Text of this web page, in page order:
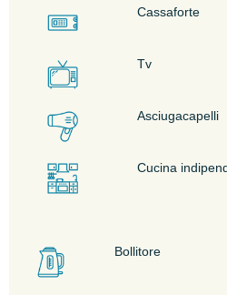
Cassaforte
Tv
Asciugacapelli
Cucina
Bollitore